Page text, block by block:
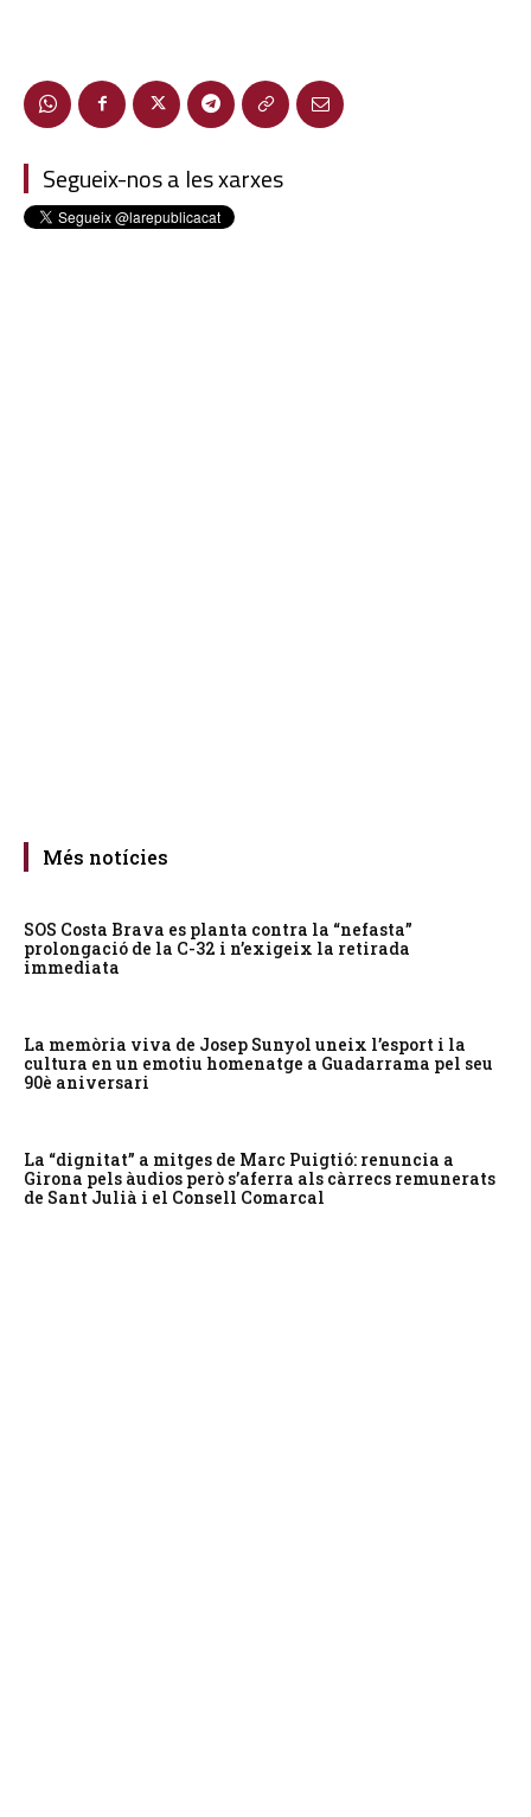
Segueix-nos a les xarxes
Més notícies
SOS Costa Brava es planta contra la “nefasta”
prolongació de la C-32 i n’exigeix la retirada
immediata
La memòria viva de Josep Sunyol uneix l’esport i la
cultura en un emotiu homenatge a Guadarrama pel seu
90è aniversari
La “dignitat” a mitges de Marc Puigtió: renuncia a
Girona pels àudios però s’aferra als càrrecs remunerats
de Sant Julià i el Consell Comarcal